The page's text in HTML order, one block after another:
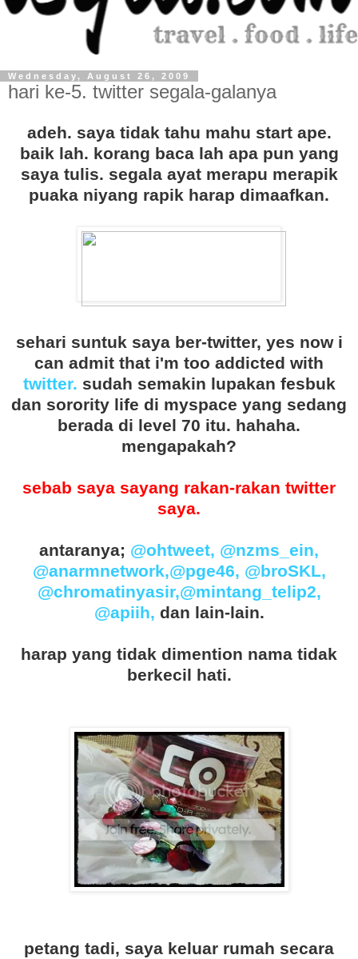
Wednesday, August 26, 2009
hari ke-5. twitter segala-galanya
adeh. saya tidak tahu mahu start ape.
baik lah. korang baca lah apa pun yang
saya tulis. segala ayat merapu merapik
puaka niyang rapik harap dimaafkan.
sehari suntuk saya ber-twitter, yes now i
can admit that i'm too addicted with
twitter. sudah semakin lupakan fesbuk
dan sorority life di myspace yang sedang
berada di level 70 itu. hahaha.
mengapakah?
sebab saya sayang rakan-rakan twitter
saya.
antaranya; @ohtweet, @nzms_ein,
@anarmnetwork,@pge46, @broSKL,
@chromatinyasir,@mintang_telip2,
@apiih, dan lain-lain.
harap yang tidak dimention nama tidak
berkecil hati.
petang tadi, saya keluar rumah secara